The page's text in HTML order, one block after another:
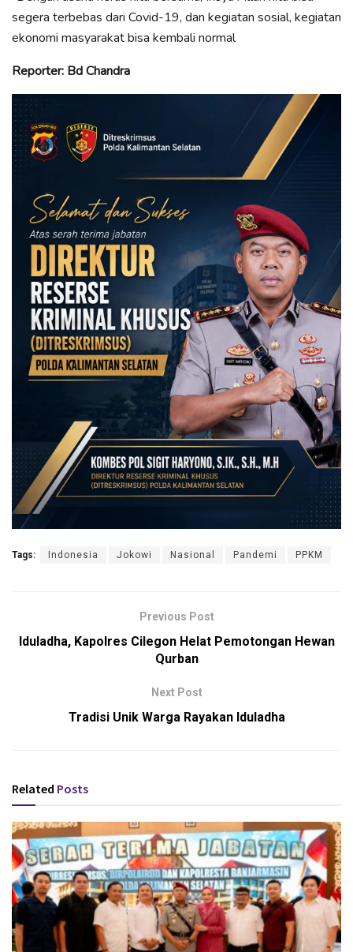
segera terbebas dari Covid-19, dan kegiatan sosial, kegiatan
ekonomi masyarakat bisa kembali normal
Reporter: Bd Chandra
Tags: Indonesia Jokowi Nasional Pandemi PPKM
Previous Post
Iduladha, Kapolres Cilegon Helat Pemotongan Hewan
Qurban
Next Post
Tradisi Unik Warga Rayakan Iduladha
Related Posts